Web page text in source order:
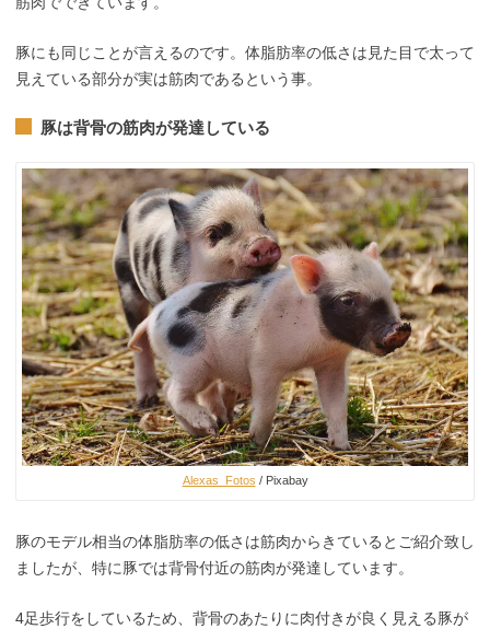
豚にも同じことが言えるのです。体脂肪率の低さは見た目で太って
見えている部分が実は筋肉であるという事。
豚は背骨の筋肉が発達している
Alexas_Fotos / Pixabay
豚のモデル相当の体脂肪率の低さは筋肉からきているとご紹介致し
ましたが、特に豚では背骨付近の筋肉が発達しています。
4足歩行をしているため、背骨のあたりに肉付きが良く見える豚が